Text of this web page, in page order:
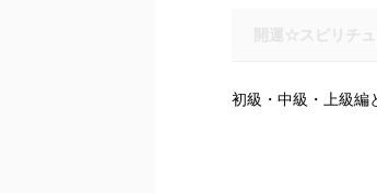
初級・中級・上級編